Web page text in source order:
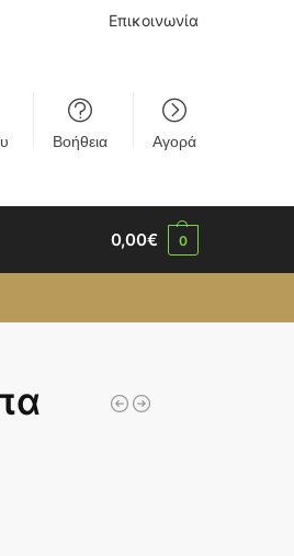
Επικοινωνία
Βοήθεια Αγορά
0,00€ 0